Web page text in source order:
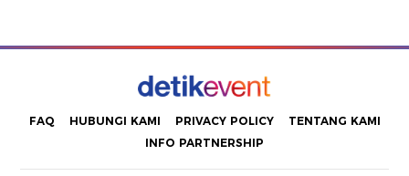
FAQ HUBUNGI KAMI PRIVACY POLICY
TENTANG KAMI
INFO PARTNERSHIP